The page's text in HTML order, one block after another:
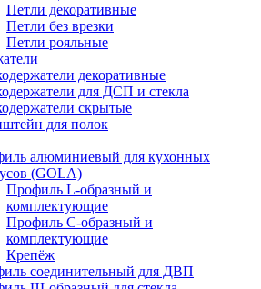
Петли декоративные
Петли без врезки
Петли рояльные
декоративные
для ДСП и стекла
скрытые
для полок
алюминиевый для кухонных
(GOLA)
Профиль L-образный и
комплектующие
Профиль C-образный и
комплектующие
Крепёж
соединительный для ДВП